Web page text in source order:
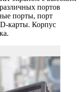
портов
порты, порт
карты. Корпус